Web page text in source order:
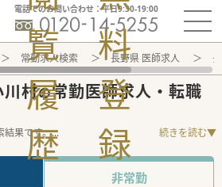
電話でのお問い合わせ：平日9:30-19:00
覧
履
歴
料
登
録
常勤求人検索 長野県 医師求人
川村の常勤医師求人・転職
結果です。... 続きを読む▼
非常勤